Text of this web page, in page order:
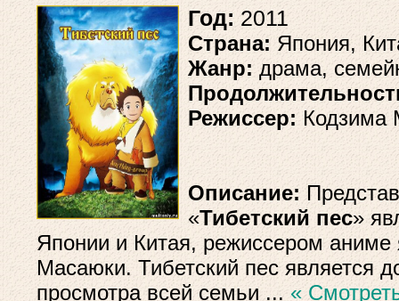
Год: 2011
Страна: Япония,
Жанр: драма,
Режиссер: Кодзима
Описание:
«Тибетский пес»
Японии и Китая, режиссером аниме
Масаюки. Тибетский пес является
просмотра всей семьи ... «